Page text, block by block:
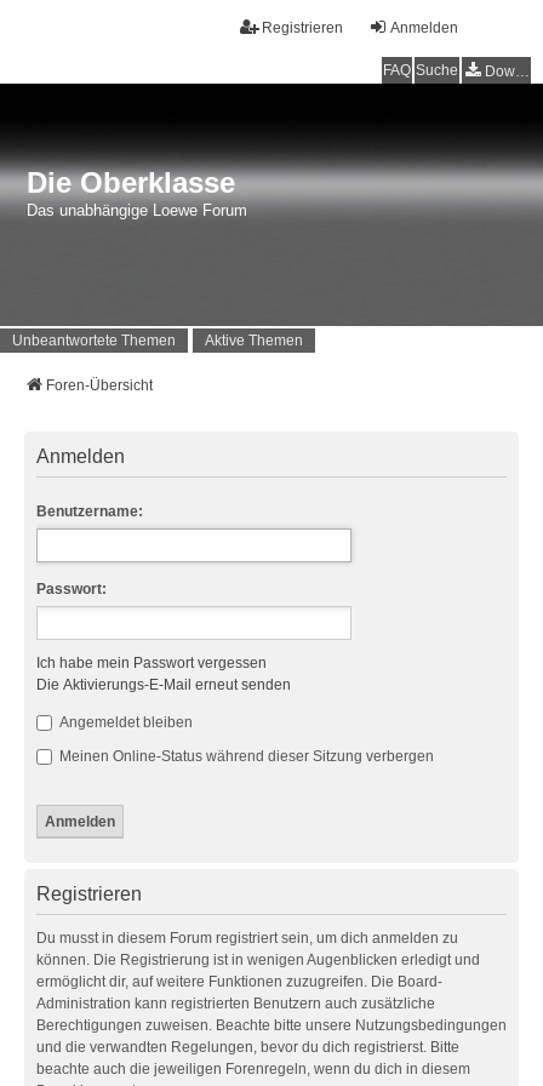
Anmelden
Registrieren
FAQ Suche Downloads
Die Oberklasse
Das unabhängige Loewe Forum
Unbeantwortete Themen Aktive Themen
Foren-Übersicht
Anmelden
Benutzername:
Passwort:
Ich habe mein Passwort vergessen
Die Aktivierungs-E-Mail erneut senden
Angemeldet bleiben
Meinen Online-Status während dieser Sitzung verbergen
Registrieren
Du musst in diesem Forum registriert sein, um dich anmelden zu
können. Die Registrierung ist in wenigen Augenblicken erledigt und
ermöglicht dir, auf weitere Funktionen zuzugreifen. Die Board-
Administration kann registrierten Benutzern auch zusätzliche
Berechtigungen zuweisen. Beachte bitte unsere Nutzungsbedingungen
und die verwandten Regelungen, bevor du dich registrierst. Bitte
beachte auch die jeweiligen Forenregeln, wenn du dich in diesem